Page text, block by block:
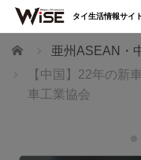
ホーム
亜州ASEAN・
【中国】22年の新
車工業協会
タイ生活情報サイト